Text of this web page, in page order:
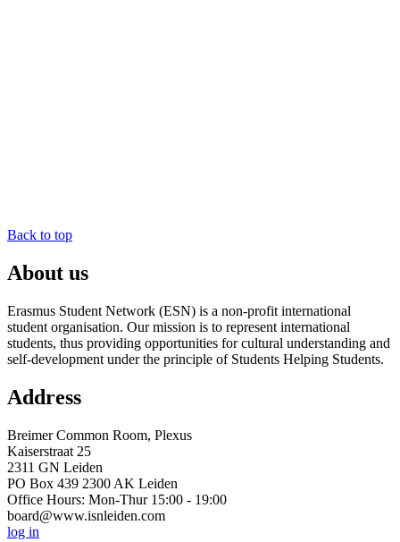
Back to top
About us
Erasmus Student Network (ESN) is a non-profit international
student organisation. Our mission is to represent international
students, thus providing opportunities for cultural understanding and
self-development under the principle of Students Helping Students.
Address
Breimer Common Room, Plexus
Kaiserstraat 25
2311 GN Leiden
PO Box 439 2300 AK Leiden
Office Hours: Mon-Thur 15:00 - 19:00
board@www.isnleiden.com
log in